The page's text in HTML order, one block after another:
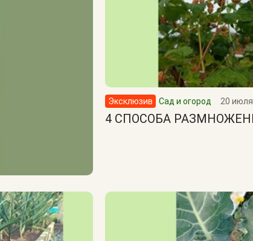
Эксклюзив Сад и огород 20 июля
4 СПОСОБА